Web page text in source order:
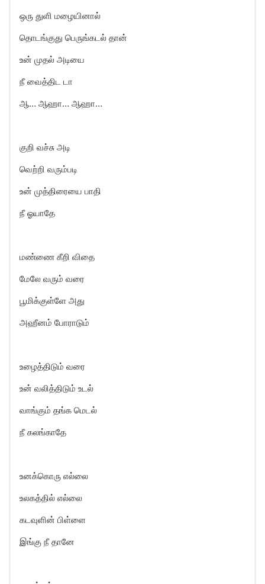
ஒரு துளி மழையினால்
தொடங்குது பெருங்கடல் தான்
உன் முதல் அடியை
நீ வைத்திட டா
ஆ… ஆஹா… ஆஹா…
குறி வச்சு அடி
வெற்றி வரும்படி
உன் முத்திரையை பாதி
நீ ஓயாதே
மண்ணை கீறி விதை
மேலே வரும் வரை
பூமிக்குள்ளே அது
அஹீனம் போராடும்
உழைத்திடும் வரை
உன் வலித்திடும் உடல்
வாங்கும் தங்க மெடல்
நீ கலங்காதே
உனக்கொரு எல்லை
உலகத்தில் எல்லை
கடவுளின் பிள்ளை
இங்கு நீ தானே